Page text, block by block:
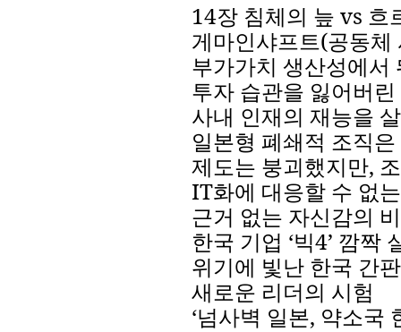
14장 침체의 늪 vs 흐
게마인샤프트(공동체
부가가치 생산성에서
투자 습관을 잃어버린
사내 인재의 재능을
일본형 폐쇄적 조직은
제도는 붕괴했지만,
IT화에 대응할 수 없는
근거 없는 자신감의
한국 기업 ‘빅4’ 깜짝
위기에 빛난 한국 간판
새로운 리더의 시험
‘넘사벽 일본, 약소국